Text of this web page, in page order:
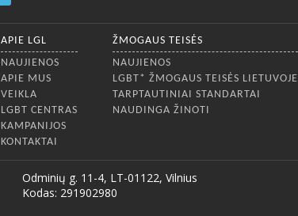
APIE LGL
NAUJIENOS
APIE MUS
VEIKLA
LGBT CENTRAS
KAMPANIJOS
KONTAKTAI
ŽMOGAUS TEISĖS
NAUJIENOS
LGBT* ŽMOGAUS TEISĖS LIETUVOJE
TARPTAUTINIAI STANDARTAI
NAUDINGA ŽINOTI
Odminių g. 11-4, LT-01122, Vilnius
Kodas: 291902980